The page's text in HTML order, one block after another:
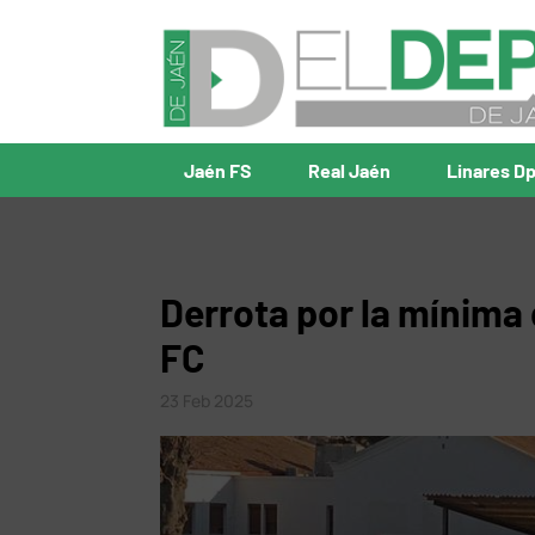
Jaén FS Real Jaén Linares
Derrota por la mínima
FC